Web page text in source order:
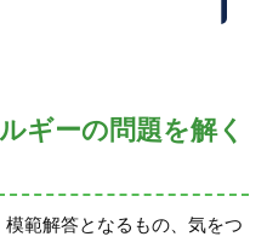
ギーの問題を解く
範解答となるもの、気をつ